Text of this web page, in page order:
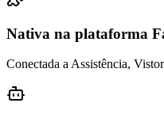
Nativa na plataforma
Conectada a Assistência,